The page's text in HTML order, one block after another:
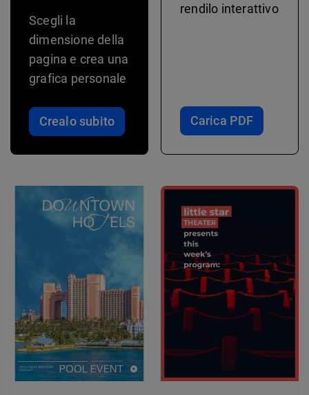
Scegli la
dimensione della
pagina e crea una
grafica personale
Crealo subito
rendilo interattivo
Carica PDF